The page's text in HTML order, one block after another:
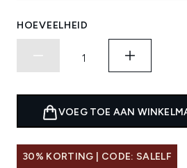
HOEVEELHEID
VOEG TOE AAN
30% KORTING | CODE: SALELF